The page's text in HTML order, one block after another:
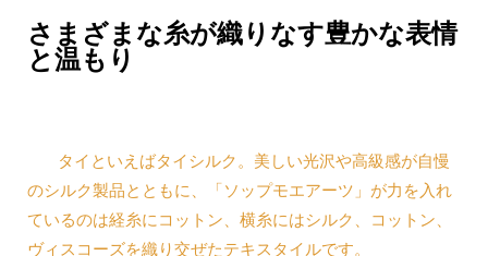
さまざまな糸が織りなす豊かな表情
と温もり
タイといえばタイシルク。美しい光沢や高級感が自慢
のシルク製品とともに、「ソップモエアーツ」が力を入れ
ているのは経糸にコットン、横糸にはシルク、コットン、
ヴィスコーズを織り交ぜたテキスタイルです。